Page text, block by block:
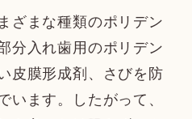
ざまな種類のポリデン
分入れ歯用のポリデン
皮膜形成剤、さびを防
います。したがって、